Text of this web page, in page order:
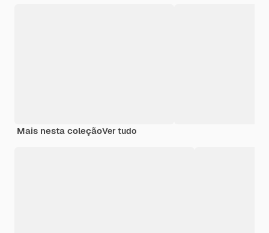
Mais nesta coleçãoVer tudo